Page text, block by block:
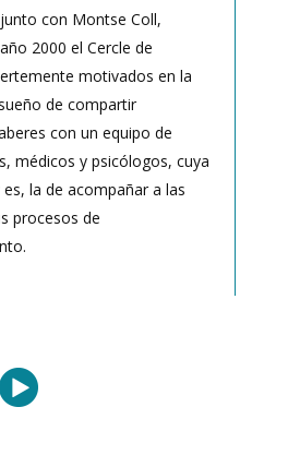
con Montse Coll,
2000 el Cercle de
motivados en la
de compartir
con un equipo de
médicos y psicólogos, cuya
la de acompañar a las
procesos de